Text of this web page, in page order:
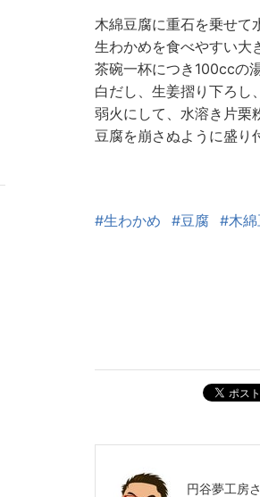
木綿豆腐に重石を乗せて
生わかめを食べやすい大
茶碗一杯につき100ccの
白だし、生姜摺り下ろし
弱火にして、水溶き片栗
豆腐を崩さぬように盛り
#生わかめ #豆腐 #木
ポスト
円谷夢工房